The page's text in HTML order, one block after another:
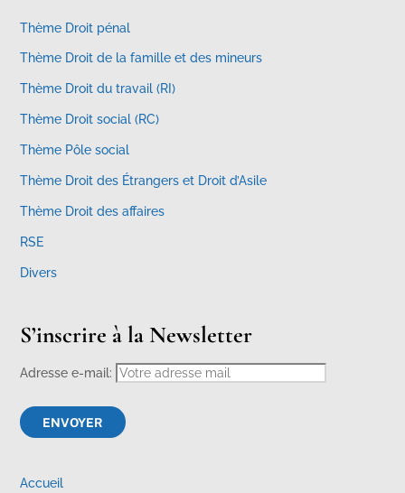
Thème Droit pénal
Thème Droit de la famille et des mineurs
Thème Droit du travail (RI)
Thème Droit social (RC)
Thème Pôle social
Thème Droit des Étrangers et Droit d’Asile
Thème Droit des affaires
RSE
Divers
S’inscrire à la Newsletter
Adresse e-mail:
Accueil